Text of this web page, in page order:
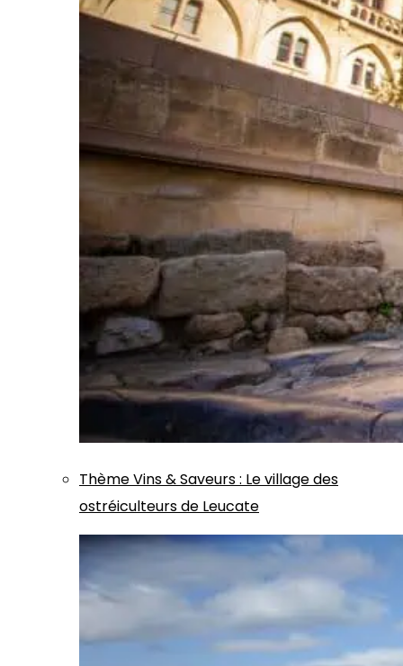
ThèmeVins & Saveurs: Le village des
ostréiculteurs de Leucate